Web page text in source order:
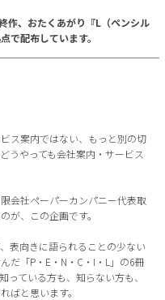
作、おたくあがり『L（ペンシル
で配布しています。
ス案内ではない、もっと別の切
うやっても会社案内・サービス
会社ペーパーカンパニー代表取
が、この企画です。
表向きに語られることの少ない
だ「P・E・N・C・I・L」の6冊
っている方も、知らない方も、
ばと思います。